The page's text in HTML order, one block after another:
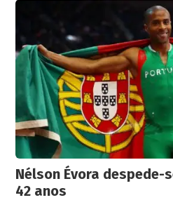
Nélson Évora
42 anos